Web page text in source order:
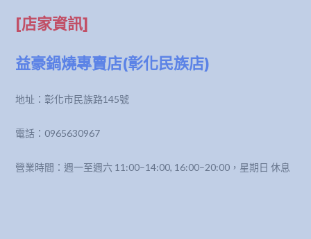
[店家資訊]
益豪鍋燒專賣店(彰化民族店)
地址：彰化市民族路145號
電話：0965630967
營業時間：週一至週六 11:00–14:00, 16:00–20:00，星期日 休息